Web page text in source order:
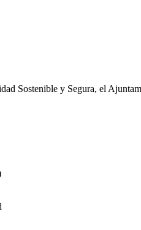
Sostenible y Segura, el